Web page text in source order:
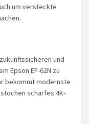
um versteckte
und
Epson EF-62N zu
bekommt modernste
scharfes 4K-